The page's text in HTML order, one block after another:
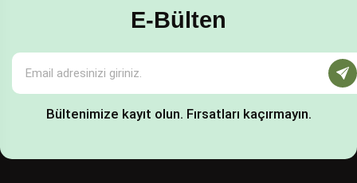
E-Bülten
Bültenimize kayıt olun. Fırsatları kaçırmayın.